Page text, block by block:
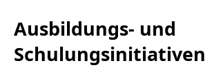
Ausbildungs- und
Schulungsinitiativen